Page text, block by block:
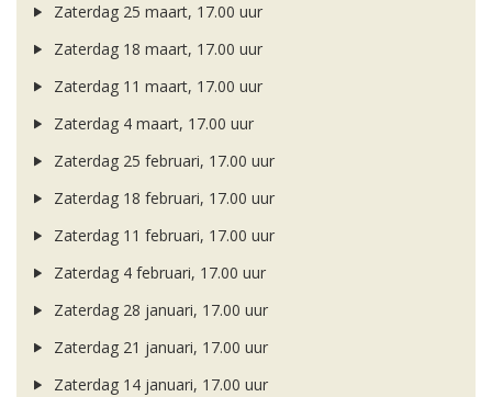
Zaterdag 25 maart, 17.00 uur
Zaterdag 18 maart, 17.00 uur
Zaterdag 11 maart, 17.00 uur
Zaterdag 4 maart, 17.00 uur
Zaterdag 25 februari, 17.00 uur
Zaterdag 18 februari, 17.00 uur
Zaterdag 11 februari, 17.00 uur
Zaterdag 4 februari, 17.00 uur
Zaterdag 28 januari, 17.00 uur
Zaterdag 21 januari, 17.00 uur
Zaterdag 14 januari, 17.00 uur